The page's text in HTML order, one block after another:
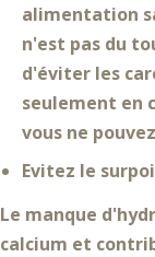
alimentation
n'est pas du
d'éviter les
seulement en
vous ne
Evitez le
Le manque
calcium et